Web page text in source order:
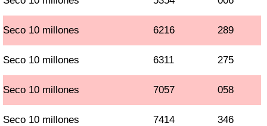
Seco 10 millones 6216 289
Seco 10 millones 6311 275
Seco 10 millones 7057 058
Seco 10 millones 7414 346